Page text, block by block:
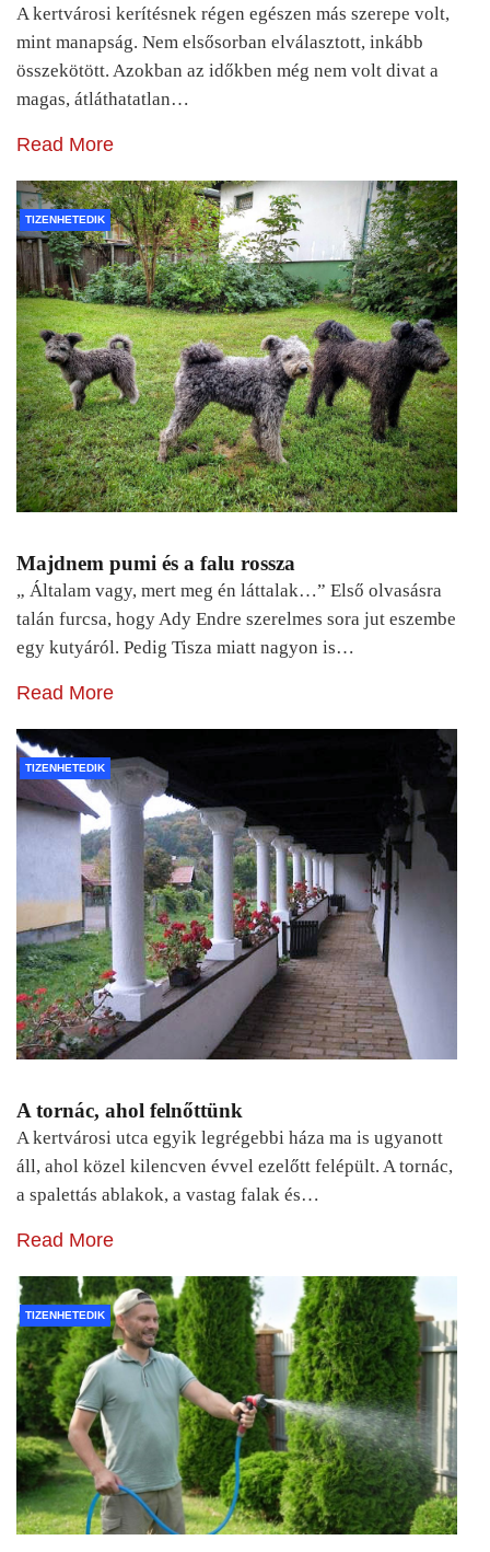
A kertvárosi kerítésnek régen egészen más szerepe volt,
mint manapság. Nem elsősorban elválasztott, inkább
összekötött. Azokban az időkben még nem volt divat a
magas, átláthatatlan…
Read More
TIZENHETEDIK
Majdnem pumi és a falu rossza
„ Általam vagy, mert meg én láttalak…” Első olvasásra
talán furcsa, hogy Ady Endre szerelmes sora jut eszembe
egy kutyáról. Pedig Tisza miatt nagyon is…
Read More
TIZENHETEDIK
A tornác, ahol felnőttünk
A kertvárosi utca egyik legrégebbi háza ma is ugyanott
áll, ahol közel kilencven évvel ezelőtt felépült. A tornác,
a spalettás ablakok, a vastag falak és…
Read More
TIZENHETEDIK